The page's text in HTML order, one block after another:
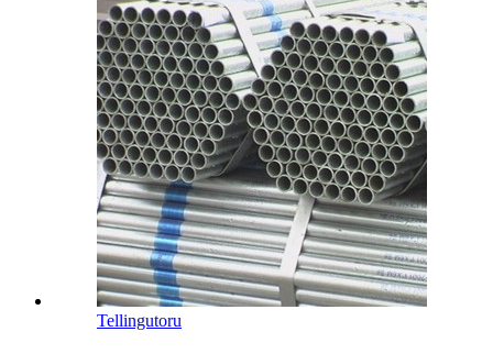
Tellingutoru